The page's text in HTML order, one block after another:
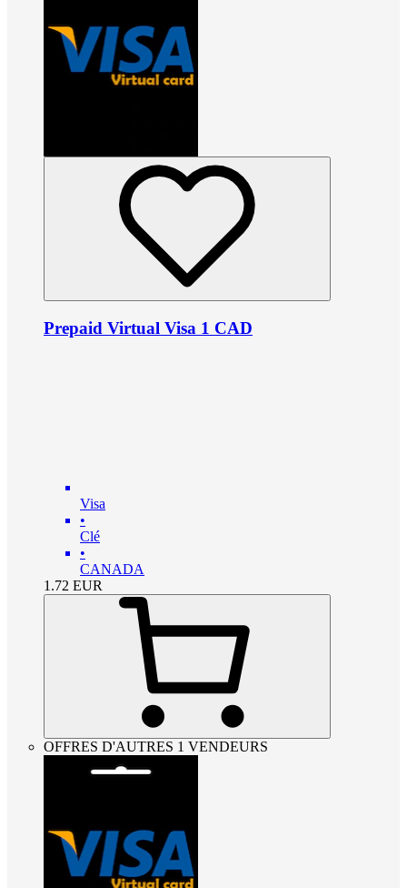
Prepaid Virtual Visa 1 CAD
Visa
•
Clé
•
CANADA
1.72 EUR
OFFRES D'AUTRES 1 VENDEURS